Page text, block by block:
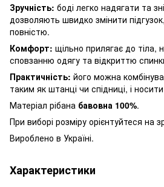
Зручність: боді легко надягати та
дозволяють швидко змінити
повністю.
Комфорт: щільно прилягає до тіла,
сповзанню одягу та відкриттю
Практичність: його можна
таким як штанці чи спідниці, і
Матеріал рібана бавовна 100%.
При виборі розміру орієнтуйтеся на
Вироблено в Україні.
Характеристики